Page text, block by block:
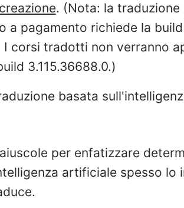
. (Nota: la
a pagamento richiede la
I corsi tradotti non verranno
3.115.36688.0.)
basata
per enfatizzare
artificiale spesso lo